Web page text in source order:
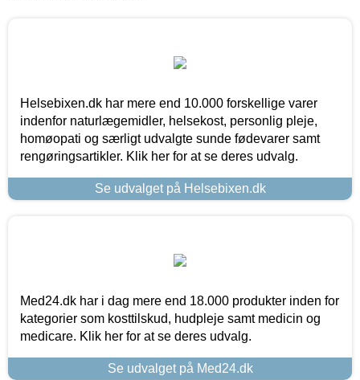
Helsebixen.dk har mere end 10.000 forskellige varer
indenfor naturlægemidler, helsekost, personlig pleje,
homøopati og særligt udvalgte sunde fødevarer samt
rengøringsartikler. Klik her for at se deres udvalg.
Se udvalget på Helsebixen.dk
Med24.dk har i dag mere end 18.000 produkter inden for
kategorier som kosttilskud, hudpleje samt medicin og
medicare. Klik her for at se deres udvalg.
Se udvalget på Med24.dk